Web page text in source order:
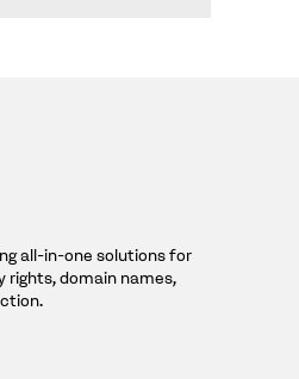
all-in-one solutions for
rights, domain names,